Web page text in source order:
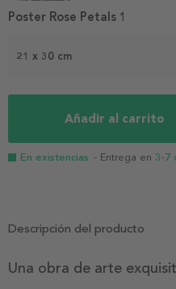
1
21 x 30 cm
Añadir al carrito
En existencias - Entrega en 3-7
Poster Rose Petals 1
Descripción del producto
Una obra de arte